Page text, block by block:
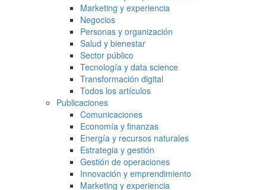
Marketing y experiencia
Negocios
Personas y organización
Salud y bienestar
Sector público
Tecnología y data science
Transformación digital
Todos los artículos
Publicaciones
Comunicaciones
Economía y finanzas
Energía y recursos naturales
Estrategia y gestión
Gestión de operaciones
Innovación y emprendimiento
Marketing y experiencia